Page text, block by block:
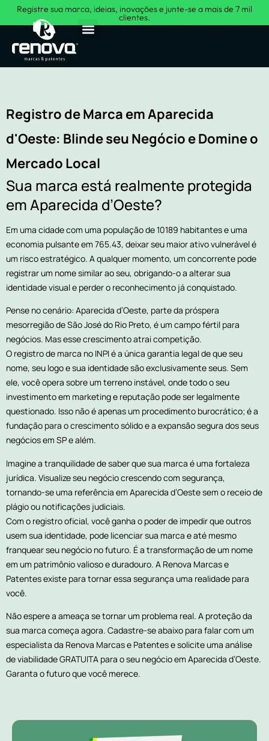
Registre sua marca, ideias, inovações e junte-se a mais de 7 mil
clientes.
Registro de Marca em Aparecida
d'Oeste: Blinde seu Negócio e Domine o
Mercado Local
Sua marca está realmente protegida
em Aparecida d’Oeste?
Em uma cidade com uma população de 10189 habitantes e uma
economia pulsante em 765.43, deixar seu maior ativo vulnerável é
um risco estratégico. A qualquer momento, um concorrente pode
registrar um nome similar ao seu, obrigando-o a alterar sua
identidade visual e perder o reconhecimento já conquistado.
Pense no cenário: Aparecida d’Oeste, parte da próspera
mesorregião de São José do Rio Preto, é um campo fértil para
negócios. Mas esse crescimento atrai competição.
O registro de marca no INPI é a única garantia legal de que seu
nome, seu logo e sua identidade são exclusivamente seus. Sem
ele, você opera sobre um terreno instável, onde todo o seu
investimento em marketing e reputação pode ser legalmente
questionado. Isso não é apenas um procedimento burocrático; é a
fundação para o crescimento sólido e a expansão segura dos seus
negócios em SP e além.
Imagine a tranquilidade de saber que sua marca é uma fortaleza
jurídica. Visualize seu negócio crescendo com segurança,
tornando-se uma referência em Aparecida d’Oeste sem o receio de
plágio ou notificações judiciais.
Com o registro oficial, você ganha o poder de impedir que outros
usem sua identidade, pode licenciar sua marca e até mesmo
franquear seu negócio no futuro. É a transformação de um nome
em um patrimônio valioso e duradouro. A Renova Marcas e
Patentes existe para tornar essa segurança uma realidade para
você.
Não espere a ameaça se tornar um problema real. A proteção da
sua marca começa agora. Cadastre-se abaixo para falar com um
especialista da Renova Marcas e Patentes e solicite uma análise
de viabilidade GRATUITA para o seu negócio em Aparecida d’Oeste.
Garanta o futuro que você merece.